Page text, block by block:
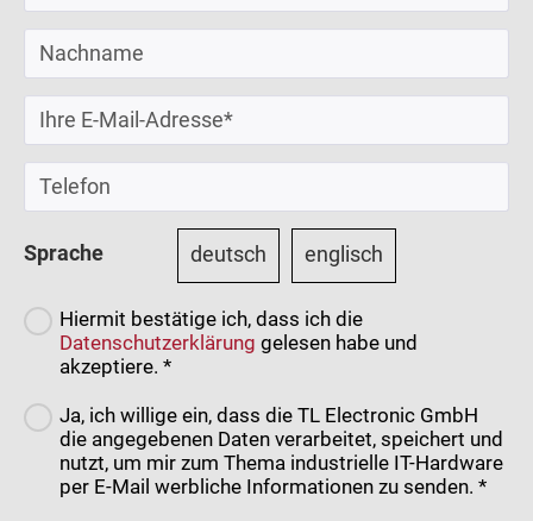
Sprache deutsch englisch
Hiermit bestätige ich, dass ich die
Datenschutzerklärung gelesen habe und
akzeptiere. *
Ja, ich willige ein, dass die TL Electronic GmbH
die angegebenen Daten verarbeitet, speichert und
nutzt, um mir zum Thema industrielle IT-Hardware
per E-Mail werbliche Informationen zu senden. *